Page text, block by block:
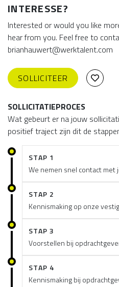
INTERESSE?
Interested or would you like
hear from you. Feel free to
brianhauwert@werktalent.com
SOLLICITEER
SOLLICITATIEPROCES
Wat gebeurt er na jouw
positief traject zijn dit de
STAP 1
We nemen snel contact met
STAP 2
Kennismaking op onze
STAP 3
Voorstellen bij
STAP 4
Kennismaking bij